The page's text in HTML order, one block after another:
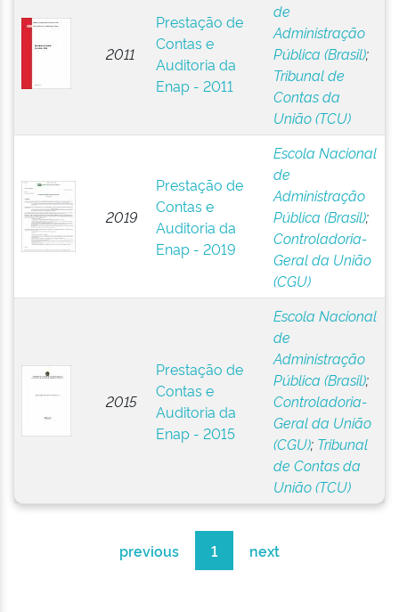
2011
Prestação de
Contas e
Auditoria da
Enap - 2011
de
Administração
Pública (Brasil);
Tribunal de
Contas da
União (TCU)
2019
Prestação de
Contas e
Auditoria da
Enap - 2019
Escola Nacional
de
Administração
Pública (Brasil);
Controladoria-
Geral da União
(CGU)
2015
Prestação de
Contas e
Auditoria da
Enap - 2015
Escola Nacional
de
Administração
Pública (Brasil);
Controladoria-
Geral da União
(CGU); Tribunal
de Contas da
União (TCU)
previous 1 next